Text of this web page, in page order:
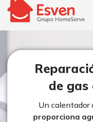
contenido
de gas
Un calentador
proporciona